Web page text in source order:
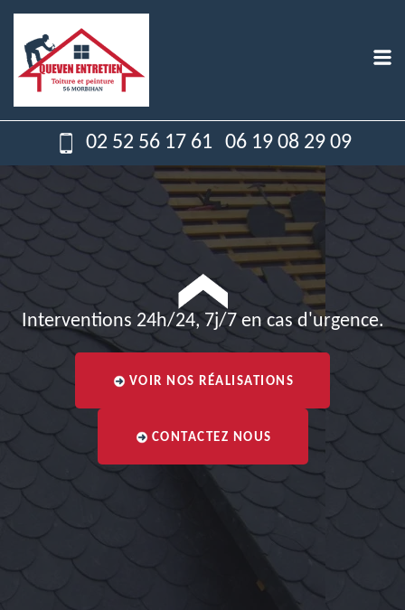
02 52 56 17 61 06 19 08 29 09
Interventions 24h/24, 7j/7 en cas d'urgence.
VOIR NOS RÉALISATIONS
CONTACTEZ NOUS